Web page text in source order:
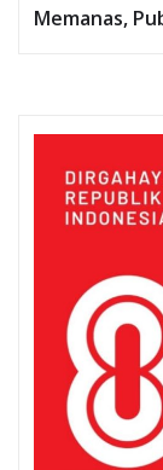
Memanas,